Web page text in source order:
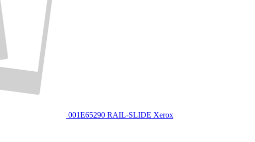
001E65290 RAIL-SLIDE Xerox